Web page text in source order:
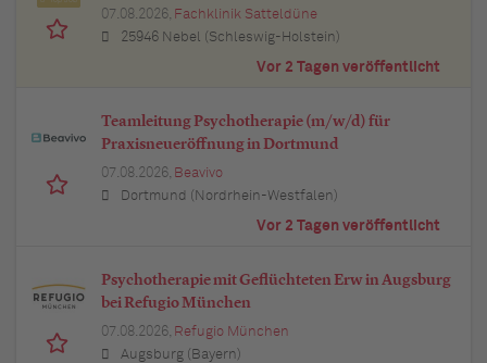
07.08.2026, Fachklinik Satteldüne
25946 Nebel (Schleswig-Holstein)
Vor 2 Tagen veröffentlicht
Teamleitung Psychotherapie (m/w/d) für
Praxisneueröffnung in Dortmund
07.08.2026, Beavivo
Dortmund (Nordrhein-Westfalen)
Vor 2 Tagen veröffentlicht
Psychotherapie mit Geflüchteten Erw in Augsburg
bei Refugio München
07.08.2026, Refugio München
Augsburg (Bayern)